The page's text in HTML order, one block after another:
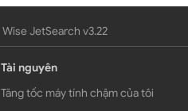
Wise JetSearch v3.22
Tài nguyên
Tăng tốc máy tính chậm của tôi